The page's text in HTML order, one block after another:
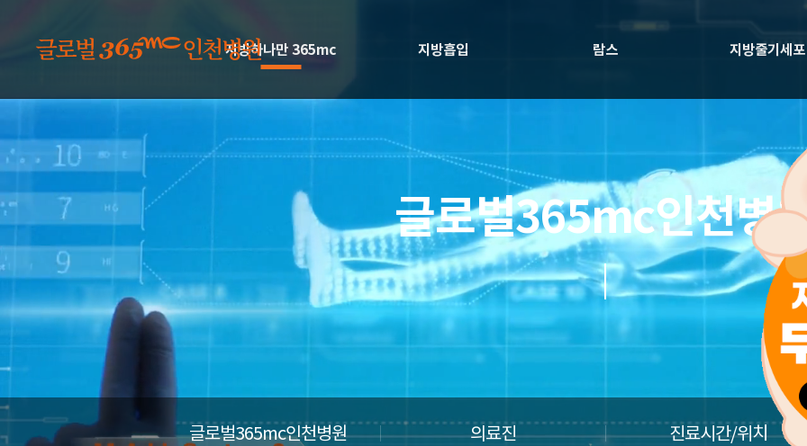
지방하나만 365mc 지방흡입 람스 지방줄기세포
글로벌365mc인천병
글로벌365mc인천병원 의료진 진료시간/위치